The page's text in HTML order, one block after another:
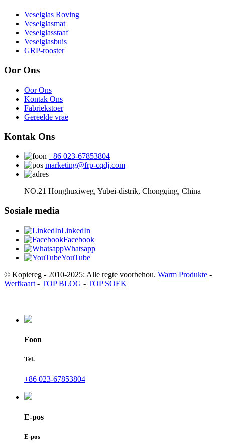
Veselglas Roving
Veselglasmat
Veselglasstaaf
Veselglasbuis
GRP-rooster
Oor Ons
Oor Ons
Kontak Ons
Fabriekstoer
Gereelde vrae
Kontak Ons
+86 023-67853804
marketing@frp-cqdj.com
NO.21 Honghuxiweg, Yubei-distrik, Chongqing, China
Sosiale media
LinkedIn
Facebook
Whatsapp
YouTube
© Kopiereg - 2010-2025: Alle regte voorbehou. Warm Produkte -
Werfkaart - TOP BLOG - TOP SOEK
Foon
Tel.
+86 023-67853804
E-pos
E-pos